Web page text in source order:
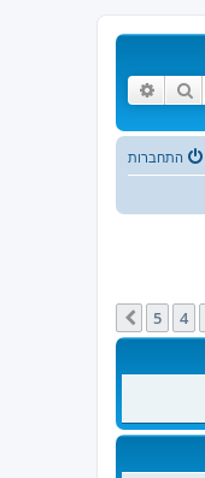
חיפוש
התחברות
4
5 הבא